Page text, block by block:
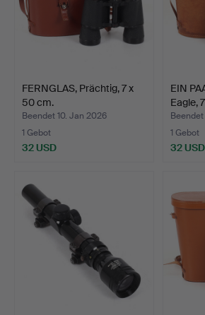
FERNGLAS, Prächtig, 7 x
50 cm.
Beendet 10. Jan 2026
1 Gebot
32 USD
EIN
Eagle,
1 Gebot
32 USD